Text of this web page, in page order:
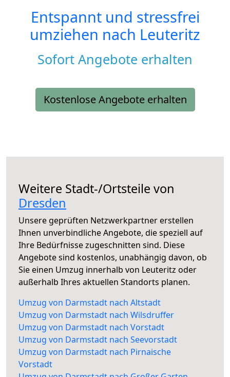
Entspannt und stressfrei
umziehen nach Leuteritz
Sofort Angebote erhalten
Kostenlose Angebote erhalten
Weitere Stadt-/Ortsteile von
Dresden
Unsere geprüften Netzwerkpartner erstellen
Ihnen unverbindliche Angebote, die speziell auf
Ihre Bedürfnisse zugeschnitten sind. Diese
Angebote sind kostenlos, unabhängig davon, ob
Sie einen Umzug innerhalb von Leuteritz oder
außerhalb Ihres aktuellen Standorts planen.
Umzug von Darmstadt nach Altstadt
Umzug von Darmstadt nach Wilsdruffer
Umzug von Darmstadt nach Vorstadt
Umzug von Darmstadt nach Seevorstadt
Umzug von Darmstadt nach Pirnaische
Vorstadt